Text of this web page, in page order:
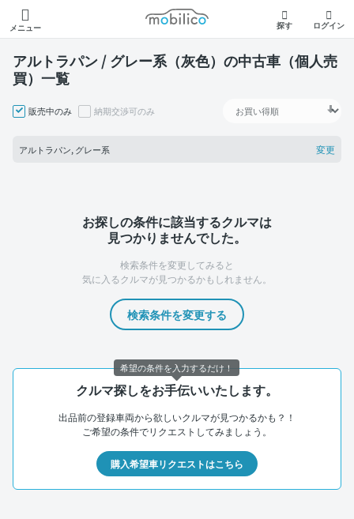
メニュー
モビリコ
探す ログイン
アルトラパン / グレー系（灰色）の中古車（個人売
買）一覧
販売中のみ 納期交渉可のみ
アルトラパン, グレー系 変更
お探しの条件に該当するクルマは
見つかりませんでした。
検索条件を変更してみると
気に入るクルマが見つかるかもしれません。
検索条件を変更する
クルマ探しをお手伝いいたします。
出品前の登録車両から欲しいクルマが見つかるかも？！
ご希望の条件でリクエストしてみましょう。
購入希望車リクエストはこちら
希望の条件を入力するだけ！